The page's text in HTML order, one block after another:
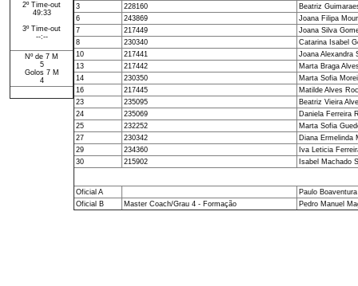
2º Time-out
49:33
3º Time-out
--:--
Nº de 7 M
5
Golos 7 M
4
3
228160
Beatriz
6
243869
Joana Filipa
7
217449
Joana Silva
8
230340
Catarina Isabel
10
217441
Joana Alexandra
13
217442
Marta Braga
14
230350
Marta Sofia
16
217445
Matilde Alves
23
235095
Beatriz Vieira
24
235069
Daniela Ferreira
25
232252
Marta Sofia
27
230342
Diana Ermelinda
29
234360
Iva Leticia
30
215902 Isabel Machado
Oficial A
Paulo
Oficial B
Master Coach/Grau 4 - Formação Pedro Manuel